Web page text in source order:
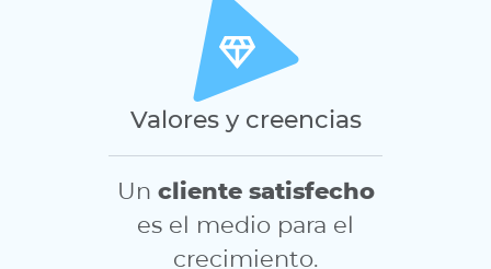
Valores y creencias
Un cliente satisfecho
es el medio para el
crecimiento.